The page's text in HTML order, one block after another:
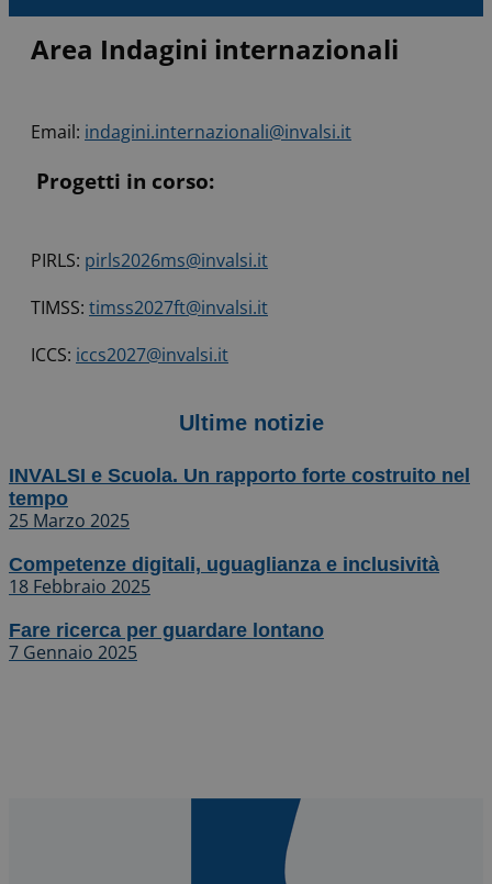
Area Indagini internazionali
Email: indagini.internazionali@invalsi.it
Progetti in corso:
PIRLS: pirls2026ms@invalsi.it
TIMSS: timss2027ft@invalsi.it
ICCS: iccs2027@invalsi.it
Ultime notizie
INVALSI e Scuola. Un rapporto forte costruito nel
tempo
25 Marzo 2025
Competenze digitali, uguaglianza e inclusività
18 Febbraio 2025
Fare ricerca per guardare lontano
7 Gennaio 2025